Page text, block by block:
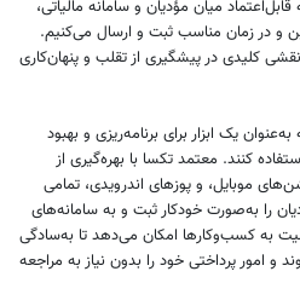
میان مؤدیان و سامانه مالیاتی،
و در زمان مناسب ثبت و ارسال می‌کنیم.
کلیدی در پیشگیری از تقلب و پنهان‌کاری
یک ابزار برای برنامه‌ریزی و بهبود
کنند. معتمد تکسا با بهره‌گیری از
موبایل، و پوزهای اندرویدی، تمامی
را به‌صورت خودکار ثبت و به سامانه‌های
به کسب‌وکارها امکان می‌دهد تا به‌سادگی
امور پرداختی خود را بدون نیاز به مراجعه